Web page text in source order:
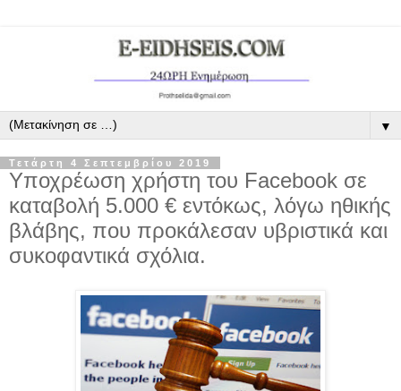
▼
Τετάρτη 4 Σεπτεμβρίου 2019
Υποχρέωση χρήστη του Facebook σε
καταβολή 5.000 € εντόκως, λόγω ηθικής
βλάβης, που προκάλεσαν υβριστικά και
συκοφαντικά σχόλια.